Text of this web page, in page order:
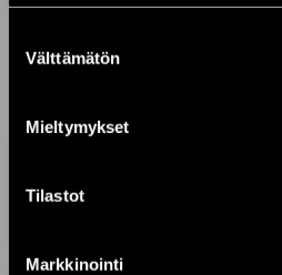
valinta
Välttämätön
Mieltymykset
Tilastot
Markkinointi
22.7.2026 10:00